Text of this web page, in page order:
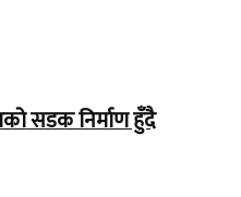
सडक निर्माण हुँदै